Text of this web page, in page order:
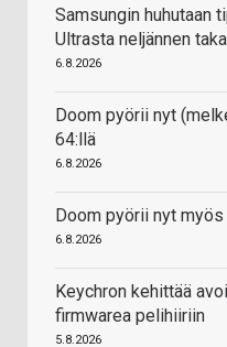
Samsungin huhutaan
Ultrasta neljännen
6.8.2026
Doom pyörii nyt
64:llä
6.8.2026
Doom pyörii nyt
6.8.2026
Keychron kehittää
firmwarea pelihiiriin
5.8.2026